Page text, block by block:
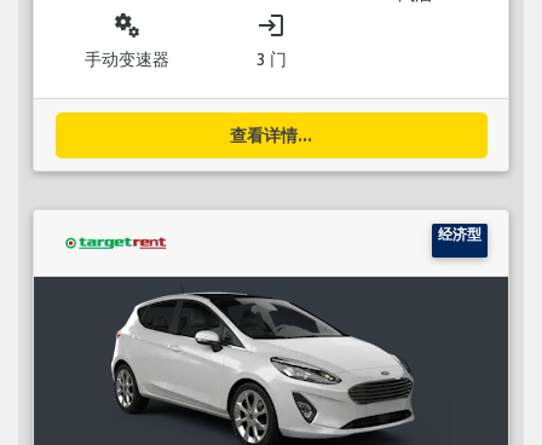
miscellaneous_services
手动变速器
login
3 门
查看详情...
经济型